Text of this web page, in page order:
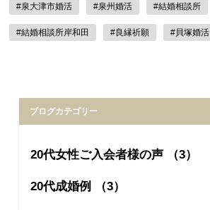
#泉大津市婚活 #泉州婚活 #結婚相談所
#結婚相談所岸和田 #良縁祈願 #貝塚婚活
ブログカテゴリー
20代女性ご入会者様の声 （3）
20代成婚例 （3）